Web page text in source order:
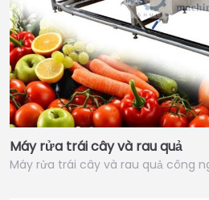
Máy rửa trái cây và rau quả
Máy rửa trái cây và rau quả công